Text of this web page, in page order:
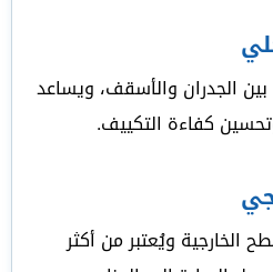
الجدران والأسقف، ويساعد
كفاءة التكييف.
الخارجية ويُعتبر من أكثر